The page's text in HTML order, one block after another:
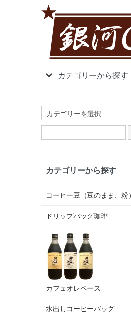
カテゴリーから探す
カテゴリーから探す
コーヒー豆（豆のまま、粉）
ドリップバッグ珈琲
カフェオレベース
水出しコーヒーバッグ